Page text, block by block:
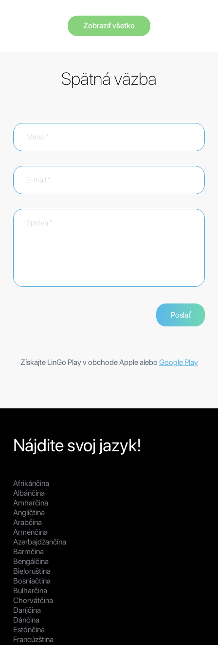
Zobraziť všetko
Spätná väzba
Získajte LinGo Play v obchode Apple alebo Google Play
Nájdite svoj jazyk!
Afrikánčina
Albánčina
Amharčina
Angličtina
Arabčina
Arménčina
Azerbajdžančina
Barmčina
Bengálčina
Bieloruština
Bosniačtina
Bulharčina
Chorvátčina
Daríjčina
Dánčina
Estónčina
Francúzština